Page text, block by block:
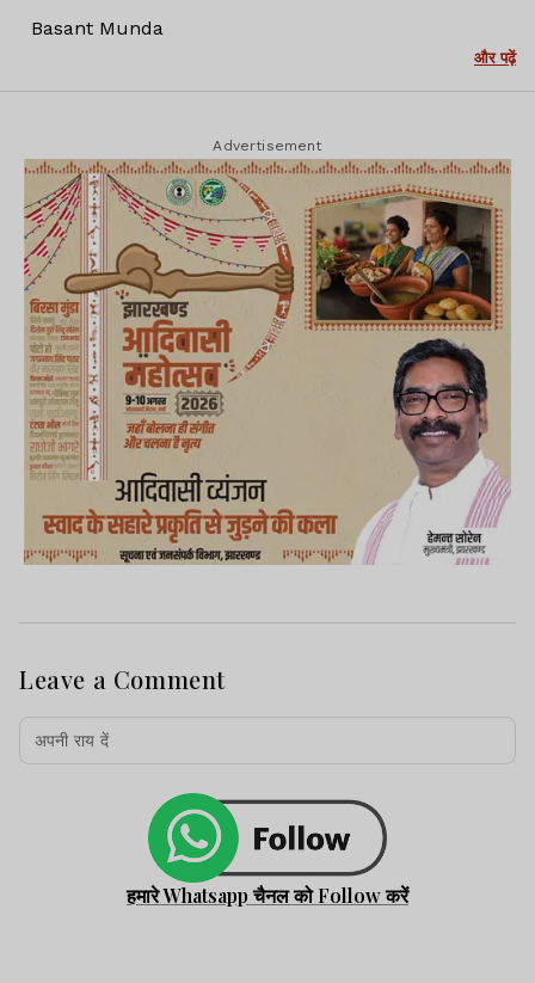
Basant Munda
और पढ़ें
Advertisement
Leave a Comment
हमारे Whatsapp चैनल को Follow करें